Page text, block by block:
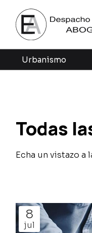
Urbanismo
Todas
Echa un vistazo
8
jul